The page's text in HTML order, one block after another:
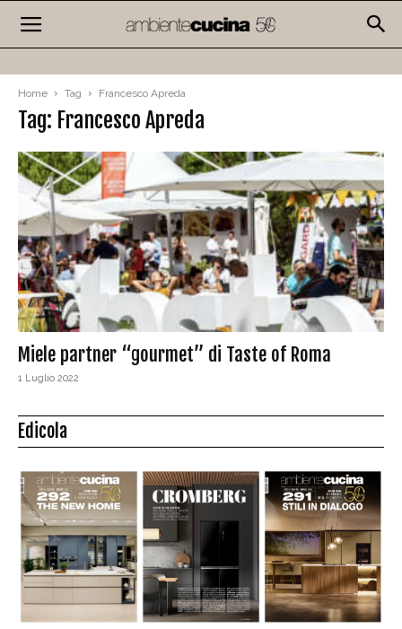
Home Tag Francesco Apreda
Tag: Francesco Apreda
Miele partner “gourmet” di Taste of Roma
1 Luglio 2022
Edicola